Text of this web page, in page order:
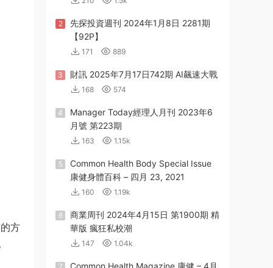
方
2
先探投資週刊 2024年1月8日 2281期
【92P】
171 889
3 財訊 2025年7月17日742期 AI飆速大戰
168 574
4
Manager Today經理人月刊 2023年6
月號 第223期
163 1.15k
5
Common Health Body Special Issue
康健身體百科 – 四月 23, 2021
160 1.19k
6
商業周刊 2024年4月15日 第1900期 精
華版 瘋狂私校潮
147 1.04k
Common Health Magazine 康健 – 4月